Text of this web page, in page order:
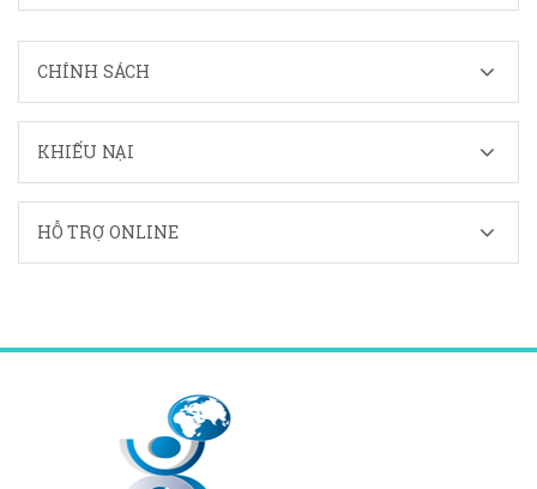
CHÍNH SÁCH
KHIẾU NẠI
HỖ TRỢ ONLINE